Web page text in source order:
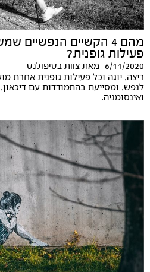
מהם 4 הקשיים הנפשיים
פעילות גופנית?
6/11/2020 מאת צוות בטיפולנט
ריצה, יוגה וכל פעילות גופנית אחרת
לנפש, ומסייעת בהתמודדות עם
ואינסומניה.